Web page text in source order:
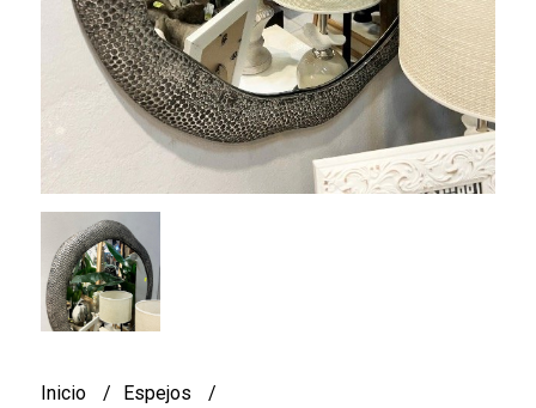
Inicio
Espejos